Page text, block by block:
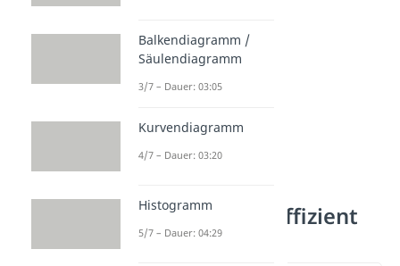
Kontingenzkoeffizient
berechnen
Balkendiagramm /
Säulendiagramm
3/7 – Dauer: 03:05
Kurvendiagramm
4/7 – Dauer: 03:20
Histogramm
5/7 – Dauer: 04:29